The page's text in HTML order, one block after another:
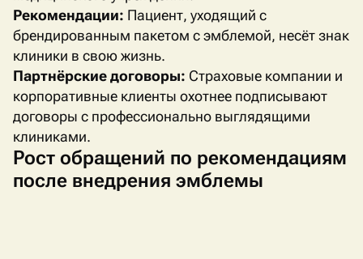
Рекомендации: Пациент, уходящий с
брендированным пакетом с эмблемой, несёт знак
клиники в свою жизнь.
Партнёрские договоры: Страховые компании и
корпоративные клиенты охотнее подписывают
договоры с профессионально выглядящими
клиниками.
Рост обращений по рекомендациям
после внедрения эмблемы